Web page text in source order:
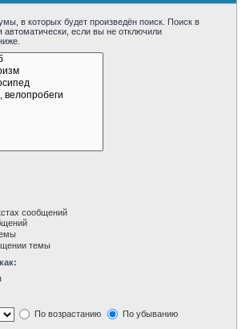
в которых будет произведён поиск. Поиск в
если вы не отключили
сообщений
темы
По возрастанию
По убыванию